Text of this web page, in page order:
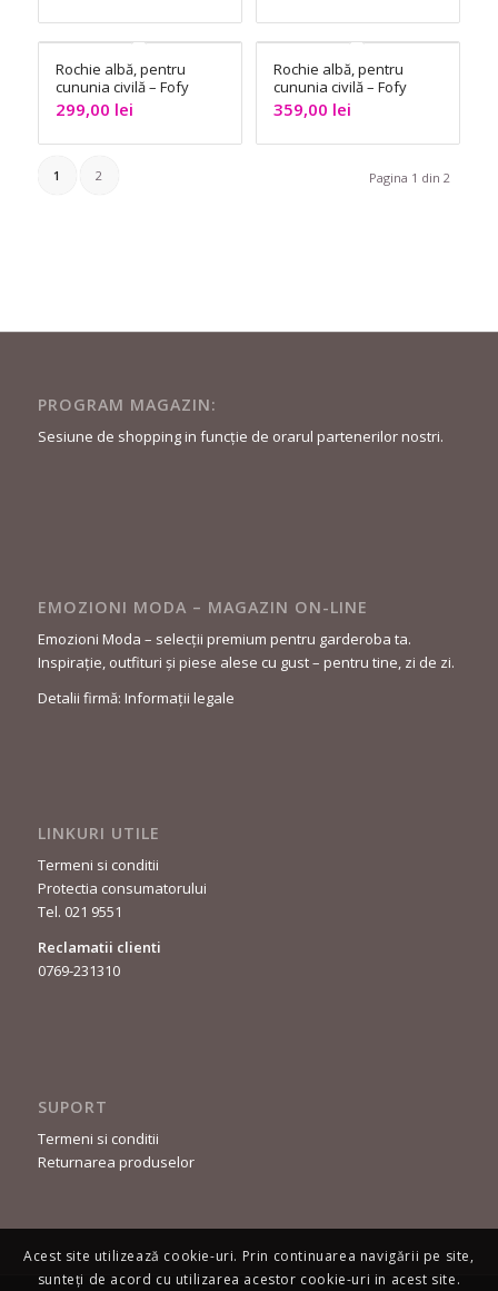
Rochie albă, pentru
cununia civilă – Fofy
299,00 lei
Rochie albă, pentru
cununia civilă – Fofy
359,00 lei
Pagina 1 din 2
1 2
PROGRAM MAGAZIN:
Sesiune de shopping in funcție de orarul partenerilor nostri.
EMOZIONI MODA – MAGAZIN ON-LINE
Emozioni Moda – selecții premium pentru garderoba ta.
Inspirație, outfituri și piese alese cu gust – pentru tine, zi de zi.
Detalii firmă: Informații legale
LINKURI UTILE
Termeni si conditii
Protectia consumatorului
Tel. 021 9551
Reclamatii clienti
0769-231310
SUPORT
Termeni si conditii
Returnarea produselor
Acest site utilizează cookie-uri. Prin continuarea navigării pe site,
sunteți de acord cu utilizarea acestor cookie-uri in acest site.